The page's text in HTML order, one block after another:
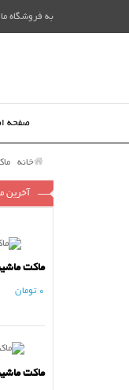
به فروشگاه
صفحه
خانه
آخرین
ماکت
0 تومان
ماکت